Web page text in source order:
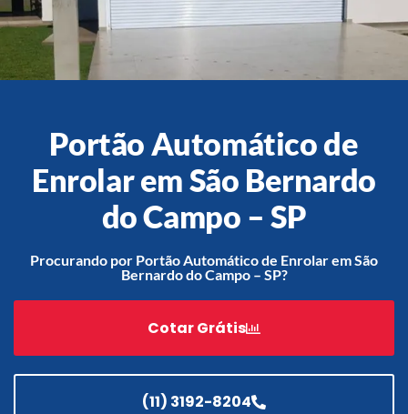
Acessórios
Portão de Garagem de
Enrolar em Teresópolis – RJ
Enrolar em São Pedro da
Aldeia – RJ
Enrolar em São João de
Portão de Garagem de
Enrolar em São Gonçalo – RJ
Portão Automático de
Enrolar em São Bernardo
do Campo – SP
Procurando por Portão Automático de Enrolar em São
Bernardo do Campo – SP?
Cotar Grátis
(11) 3192-8204